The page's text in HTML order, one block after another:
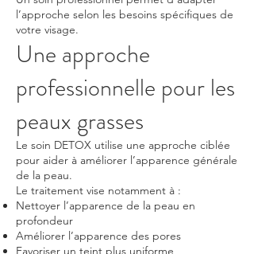
l’approche selon les besoins spécifiques de
votre visage.
Une approche
professionnelle pour les
peaux grasses
Le soin DETOX utilise une approche ciblée
pour aider à améliorer l’apparence générale
de la peau.
Le traitement vise notamment à :
Nettoyer l’apparence de la peau en
profondeur
Améliorer l’apparence des pores
Favoriser un teint plus uniforme